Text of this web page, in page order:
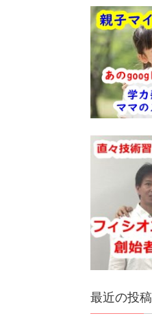
最近の投稿